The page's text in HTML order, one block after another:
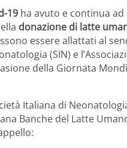
19 ha avuto e continua
donazione di latte
essere allattati al
(SIN) e
della Giornata
Italiana di
Banche del Latte